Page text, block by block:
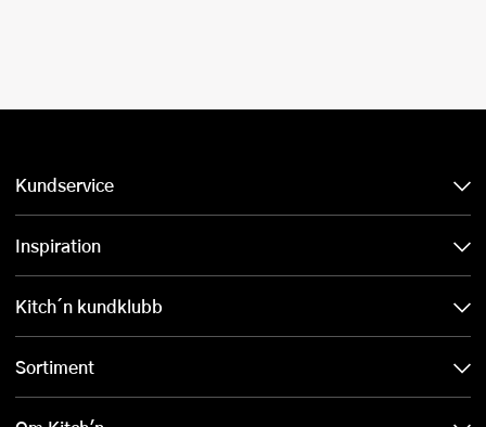
Kundservice
Inspiration
Kitch´n kundklubb
Sortiment